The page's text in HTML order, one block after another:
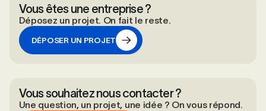
Vous êtes une entreprise ?
Déposez un projet. On fait le reste.
DÉPOSER UN PROJET
Vous souhaitez nous contacter ?
Une question, un projet, une idée ? On vous répond.